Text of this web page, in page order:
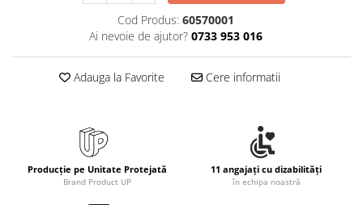
Carioci si creioane colorate
Rezerve instrumente scris
Tavite documente si suporturi
Foarfece pentru birou
Curatenie si igiena
Produse Antibacteriene
Cod Produs: 60570001
Ai nevoie de ajutor? 0733 953 016
Adauga la Favorite Cere informatii
Producție pe Unitate Protejată
Brand Product UP
11 angajați cu dizabilități
în echipa noastră